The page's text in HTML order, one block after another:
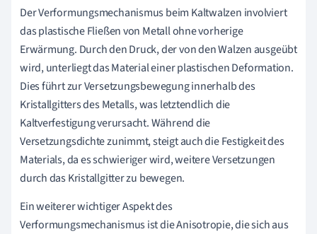
Der Verformungsmechanismus beim Kaltwalzen involviert
das plastische Fließen von Metall ohne vorherige
Erwärmung. Durch den Druck, der von den Walzen ausgeübt
wird, unterliegt das Material einer plastischen Deformation.
Dies führt zur Versetzungsbewegung innerhalb des
Kristallgitters des Metalls, was letztendlich die
Kaltverfestigung verursacht. Während die
Versetzungsdichte zunimmt, steigt auch die Festigkeit des
Materials, da es schwieriger wird, weitere Versetzungen
durch das Kristallgitter zu bewegen.
Ein weiterer wichtiger Aspekt des
Verformungsmechanismus ist die Anisotropie, die sich aus